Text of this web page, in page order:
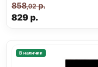
829р.
858,02р.
В наличии